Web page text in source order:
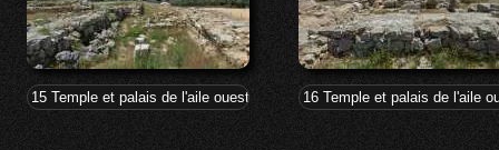
15 Temple et palais de l'aile ouest 16 Temple et palais de l'aile